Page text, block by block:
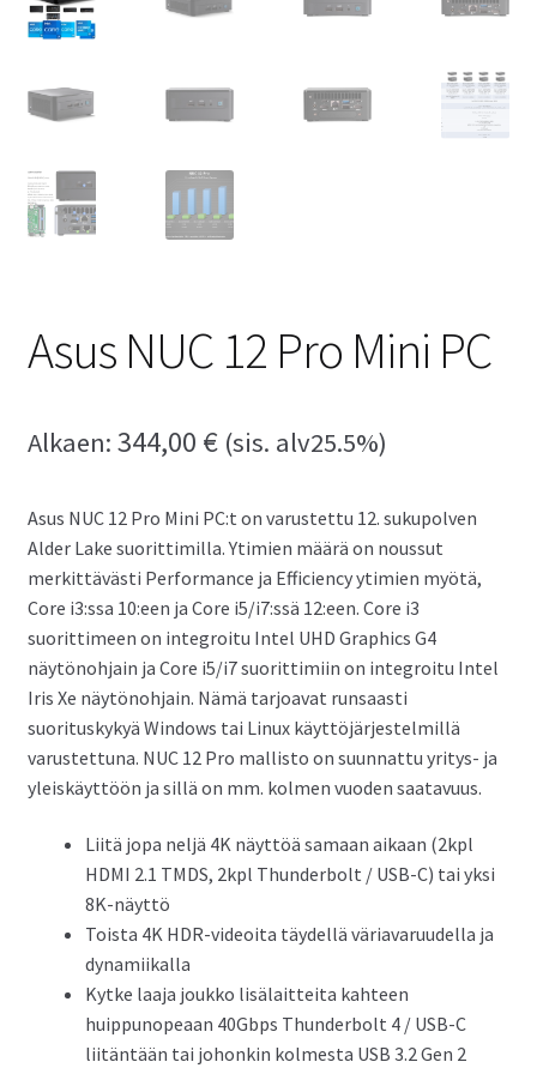
Asus NUC 12 Pro Mini PC
Alkaen: 344,00 €(sis. alv25.5%)
Asus NUC 12 Pro Mini PC:t on varustettu 12. sukupolven
Alder Lake suorittimilla. Ytimien määrä on noussut
merkittävästi Performance ja Efficiency ytimien myötä,
Core i3:ssa 10:een ja Core i5/i7:ssä 12:een. Core i3
suorittimeen on integroitu Intel UHD Graphics G4
näytönohjain ja Core i5/i7 suorittimiin on integroitu Intel
Iris Xe näytönohjain. Nämä tarjoavat runsaasti
suorituskykyä Windows tai Linux käyttöjärjestelmillä
varustettuna. NUC 12 Pro mallisto on suunnattu yritys- ja
yleiskäyttöön ja sillä on mm. kolmen vuoden saatavuus.
Liitä jopa neljä 4K näyttöä samaan aikaan (2kpl
HDMI 2.1 TMDS, 2kpl Thunderbolt / USB-C) tai yksi
8K-näyttö
Toista 4K HDR-videoita täydellä väriavaruudella ja
dynamiikalla
Kytke laaja joukko lisälaitteita kahteen
huippunopeaan 40Gbps Thunderbolt 4 / USB-C
liitäntään tai johonkin kolmesta USB 3.2 Gen 2